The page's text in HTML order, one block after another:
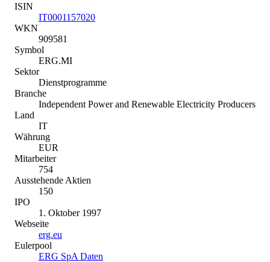
ISIN
IT0001157020
WKN
909581
Symbol
ERG.MI
Sektor
Dienstprogramme
Branche
Independent Power and Renewable Electricity Producers
Land
IT
Währung
EUR
Mitarbeiter
754
Ausstehende Aktien
150
IPO
1. Oktober 1997
Webseite
erg.eu
Eulerpool
ERG SpA Daten